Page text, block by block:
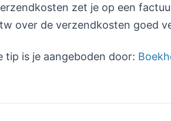
zet je op een
over de verzendkosten goed
tip is je aangeboden door: